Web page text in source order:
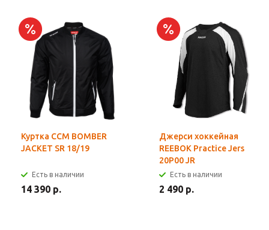
Куртка CCM BOMBER
JACKET SR 18/19
Есть в наличии
14 390 р.
Джерси хоккейная
REEBOK Practice Jers
20P00 JR
Есть в наличии
2 490 р.